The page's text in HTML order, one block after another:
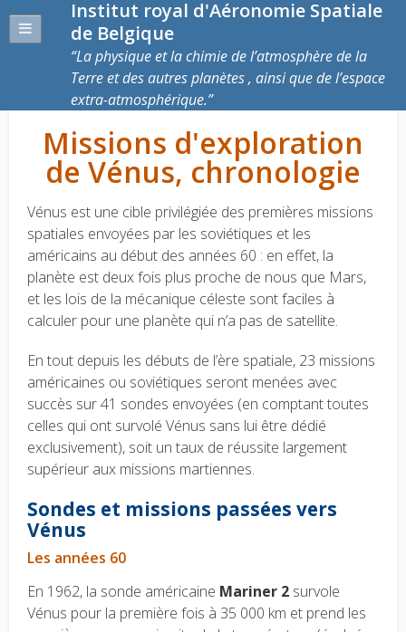
Institut royal d'Aéronomie Spatiale
de Belgique
La physique et la chimie de l’atmosphère de la
Terre et des autres planètes , ainsi que de l’espace
extra-atmosphérique.
Missions d'exploration
de Vénus, chronologie
Vénus est une cible privilégiée des premières missions
spatiales envoyées par les soviétiques et les
américains au début des années 60 : en effet, la
planète est deux fois plus proche de nous que Mars,
et les lois de la mécanique céleste sont faciles à
calculer pour une planète qui n’a pas de satellite.
En tout depuis les débuts de l’ère spatiale, 23 missions
américaines ou soviétiques seront menées avec
succès sur 41 sondes envoyées (en comptant toutes
celles qui ont survolé Vénus sans lui être dédié
exclusivement), soit un taux de réussite largement
supérieur aux missions martiennes.
Sondes et missions passées vers
Vénus
Les années 60
En 1962, la sonde américaine Mariner 2 survole
Vénus pour la première fois à 35 000 km et prend les